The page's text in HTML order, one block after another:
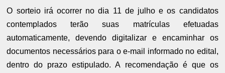
O sorteio irá ocorrer no dia 11 de julho e os candidatos
contemplados terão suas matrículas efetuadas
automaticamente, devendo digitalizar e encaminhar os
documentos necessários para o e-mail informado no edital,
dentro do prazo estipulado. A recomendação é que os